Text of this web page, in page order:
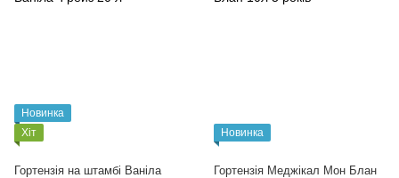
Новинка
Хіт
Гортензія на штамбі Ваніла
Новинка
Гортензія Меджікал Мон Блан